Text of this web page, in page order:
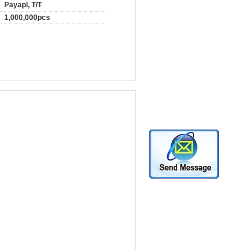
Payapl, T/T
1,000,000pcs